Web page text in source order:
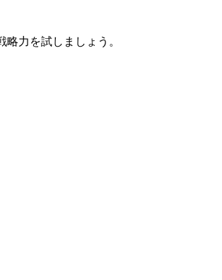
力を試しましょう。